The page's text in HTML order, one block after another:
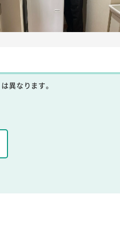
異なります。